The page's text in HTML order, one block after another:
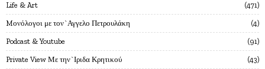
Life & Art 471
Mονόλογοι με τον`Αγγελο Πετρουλάκη 4
Podcast & Youtube 91
Private View Με την`Ιριδα Κρητικού 43